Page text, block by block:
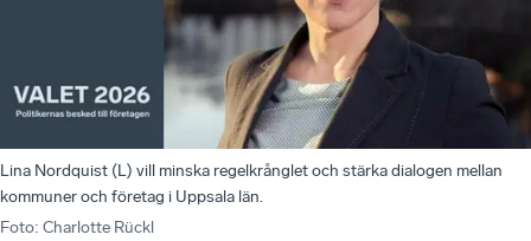
Lina Nordquist (L) vill minska regelkrånglet och stärka dialogen mellan
kommuner och företag i Uppsala län.
Foto: Charlotte Rückl